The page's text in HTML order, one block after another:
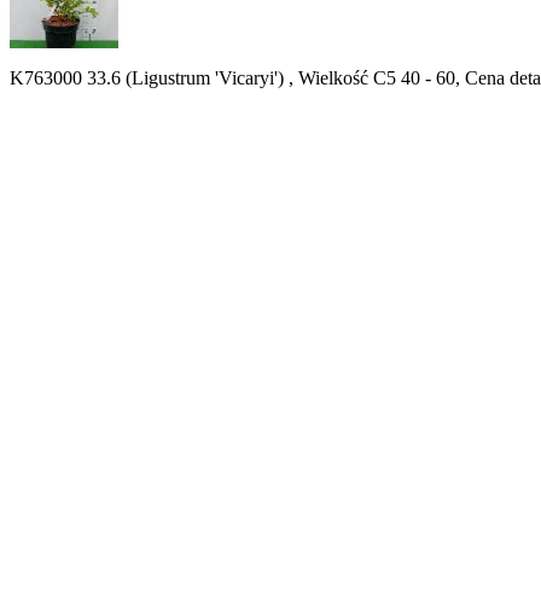
K763000 33.6 (Ligustrum 'Vicaryi') , Wielkość C5 40 - 60, Cena